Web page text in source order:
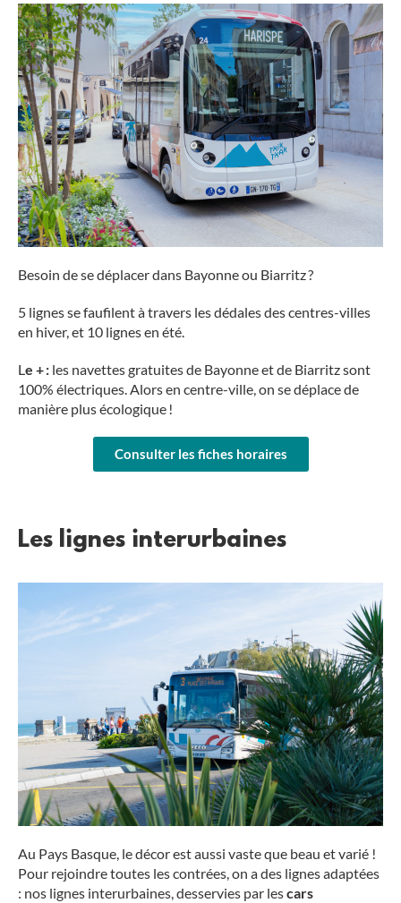
Besoin de se déplacer dans Bayonne ou Biarritz ?
5 lignes se faufilent à travers les dédales des centres-villes
en hiver, et 10 lignes en été.
Le + : les navettes gratuites de Bayonne et de Biarritz sont
100% électriques. Alors en centre-ville, on se déplace de
manière plus écologique !
Consulter les fiches horaires
Les lignes interurbaines
Au Pays Basque, le décor est aussi vaste que beau et varié !
Pour rejoindre toutes les contrées, on a des lignes adaptées
: nos lignes interurbaines, desservies par lescars